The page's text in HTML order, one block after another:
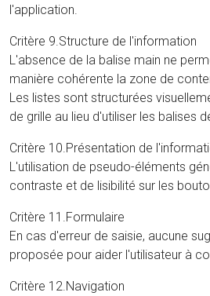
l'application.
Critère 9.Structure de l'information
L'absence de la balise main ne
manière cohérente la zone de
Les listes sont structurées
de grille au lieu d'utiliser les balises
Critère 10.Présentation de
L'utilisation de pseudo-éléments
contraste et de lisibilité sur les
Critère 11.Formulaire
En cas d'erreur de saisie, aucune
proposée pour aider l'utilisateur à
Critère 12.Navigation